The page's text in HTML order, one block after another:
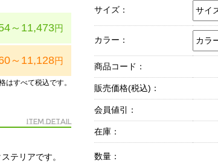
～11,473円
～11,128円
はすべて税込です。
Item Detail
テリアです。
サイズ：
カラー：
商品コード：
販売価格(税込)：
会員値引：
在庫：
数量：